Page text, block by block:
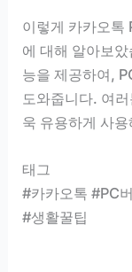
이렇게 카카오톡
에 대해 알아보
능을 제공하여,
도와줍니다. 여
욱 유용하게 사
태그
#카카오톡 #PC
#생활꿀팁